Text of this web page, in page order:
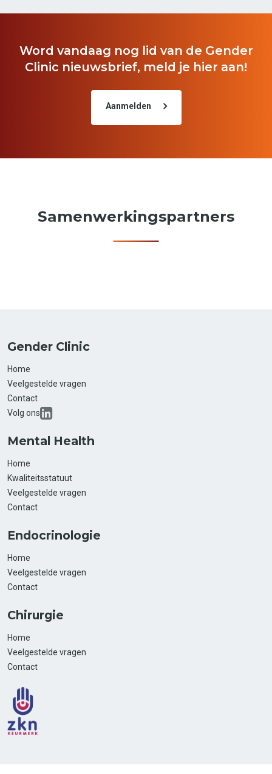
Word vandaag nog lid van de Gender
Clinic nieuwsbrief, meld je hier aan!
Aanmelden
Samenwerkingspartners
Gender Clinic
Home
Veelgestelde vragen
Contact
Volg ons
Mental Health
Home
Kwaliteitsstatuut
Veelgestelde vragen
Contact
Endocrinologie
Home
Veelgestelde vragen
Contact
Chirurgie
Home
Veelgestelde vragen
Contact